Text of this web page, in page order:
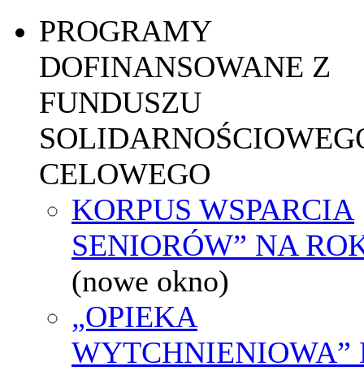
PROGRAMY
DOFINANSOWANE Z
FUNDUSZU
CELOWEGO
KORPUS WSPARCIA
SENIORÓW” NA
(nowe okno)
„OPIEKA
WYTCHNIENIOWA”